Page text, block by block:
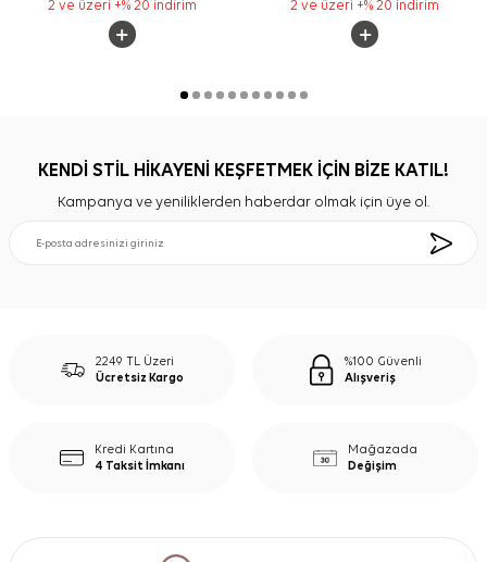
2 ve üzeri +% 20 indirim 2 ve üzeri +% 20 indirim
KENDİ STİL HİKAYENİ KEŞFETMEK İÇİN BİZE KATIL!
Kampanya ve yeniliklerden haberdar olmak için üye ol.
2249 TL Üzeri
Ücretsiz Kargo
%100 Güvenli
Alışveriş
Kredi Kartına
4 Taksit İmkanı
Mağazada
Değişim